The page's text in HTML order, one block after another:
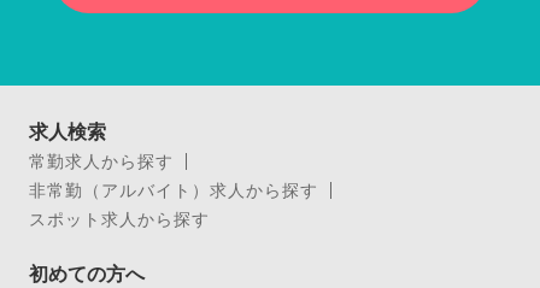
求人検索
常勤求人から探す
非常勤（アルバイト）求人から探す
スポット求人から探す
初めての方へ